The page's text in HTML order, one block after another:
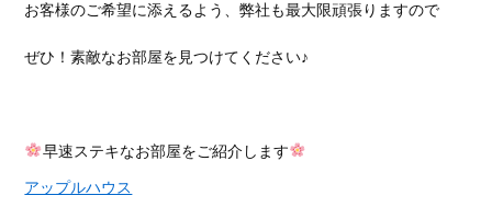
お客様のご希望に添えるよう、弊社も最大限頑張りますので
ぜひ！素敵なお部屋を見つけてください♪
早速ステキなお部屋をご紹介します
アップルハウス